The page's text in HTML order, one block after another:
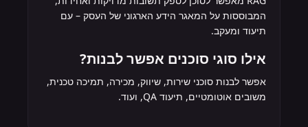
המבוססות על המאגר הידע הארגוני של העסק – עם
תיעוד ומעקב.
אילו סוגי סוכנים אפשר לבנות?
אפשר לבנות סוכני שירות, שיווק, מכירה, תמיכה טכנית,
משובים אוטומטיים, תיעוד QA, ועוד.